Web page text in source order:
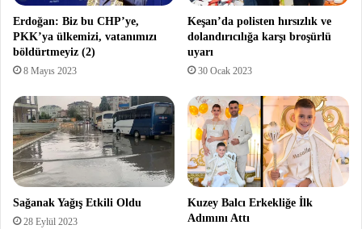
Erdoğan: Biz bu CHP’ye,
PKK’ya ülkemizi, vatanımızı
böldürtmeyiz (2)
8 Mayıs 2023
Keşan’da polisten hırsızlık ve
dolandırıcılığa karşı broşürlü
uyarı
30 Ocak 2023
Sağanak Yağış Etkili Oldu
28 Eylül 2023
Kuzey Balcı Erkekliğe İlk
Adımını Attı